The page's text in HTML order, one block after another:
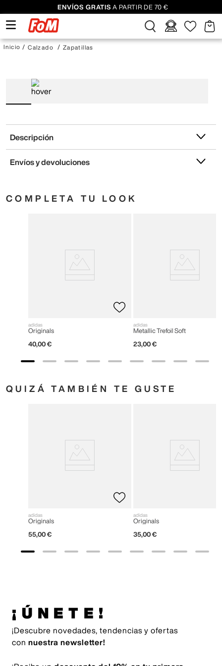
ENVÍOS GRATIS A PARTIR DE 70 €
Calzado Zapatillas
Descripción
Envíos y devoluciones
COMPLETA TU LOOK
adidas
Originals
40,00 €
adidas
Metallic Trefoil Soft
23,00 €
QUIZÁ TAMBIÉN TE GUSTE
adidas
Originals
55,00 €
adidas
Originals
35,00 €
¡ÚNETE!
¡Descubre novedades, tendencias y ofertas
con nuestra newsletter!